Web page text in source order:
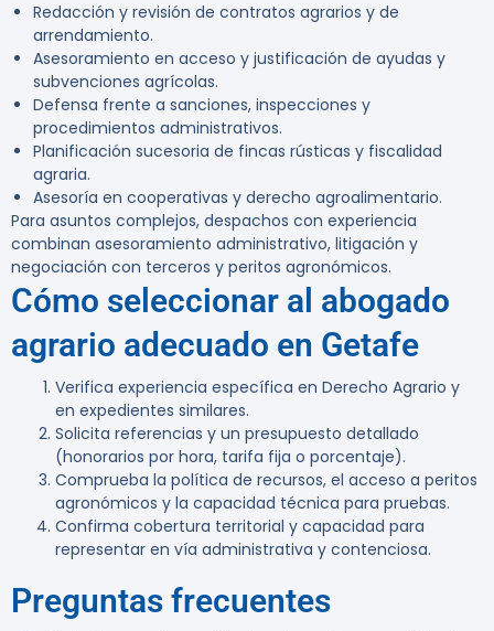
Redacción y revisión de contratos agrarios y de
arrendamiento.
Asesoramiento en acceso y justificación de ayudas y
subvenciones agrícolas.
Defensa frente a sanciones, inspecciones y
procedimientos administrativos.
Planificación sucesoria de fincas rústicas y fiscalidad
agraria.
Asesoría en cooperativas y derecho agroalimentario.
Para asuntos complejos, despachos con experiencia
combinan asesoramiento administrativo, litigación y
negociación con terceros y peritos agronómicos.
Cómo seleccionar al abogado
agrario adecuado en Getafe
Verifica experiencia específica en Derecho Agrario y
en expedientes similares.
Solicita referencias y un presupuesto detallado
(honorarios por hora, tarifa fija o porcentaje).
Comprueba la política de recursos, el acceso a peritos
agronómicos y la capacidad técnica para pruebas.
Confirma cobertura territorial y capacidad para
representar en vía administrativa y contenciosa.
Preguntas frecuentes